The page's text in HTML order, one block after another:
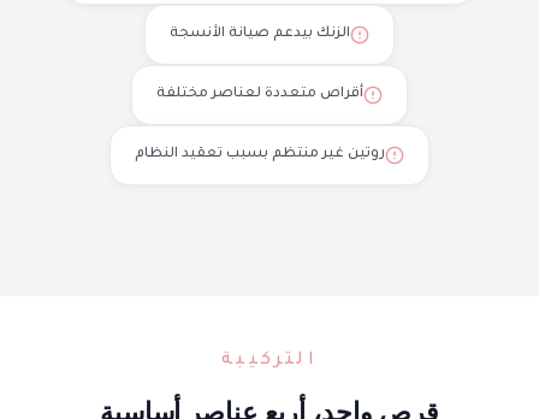
الزنك بيدعم صيانة الأنسجة
أقراص متعددة لعناصر مختلفة
روتين غير منتظم بسبب تعقيد النظام
التركيبة
قرص واحد، أربع عناصر أساسية